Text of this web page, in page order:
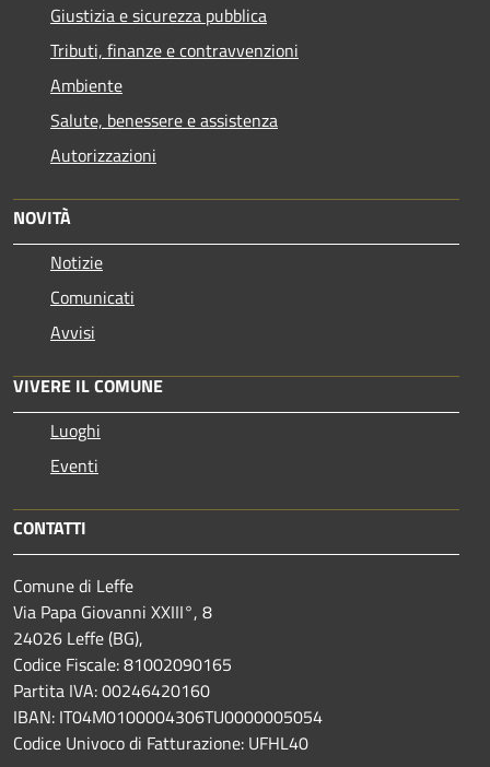
Giustizia e sicurezza pubblica
Tributi, finanze e contravvenzioni
Ambiente
Salute, benessere e assistenza
Autorizzazioni
NOVITÀ
Notizie
Comunicati
Avvisi
VIVERE IL COMUNE
Luoghi
Eventi
CONTATTI
Comune di Leffe
Via Papa Giovanni XXIII°, 8
24026 Leffe (BG),
Codice Fiscale: 81002090165
Partita IVA: 00246420160
IBAN: IT04M0100004306TU0000005054
Codice Univoco di Fatturazione: UFHL40